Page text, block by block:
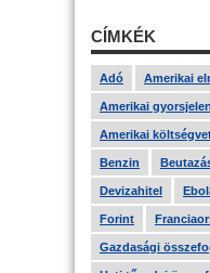
CÍMKÉK
Adó Amerikai
Amerikai
Amerikai
Benzin
Devizahitel
Forint
Gazdasági